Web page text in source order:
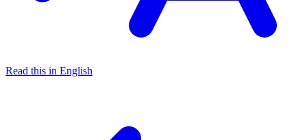
Read this in English